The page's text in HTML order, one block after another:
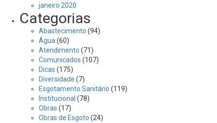
janeiro 2020
Categorias
Abastecimento (94)
Água (60)
Atendimento (71)
Comunicados (107)
Dicas (175)
Diversidade (7)
Esgotamento Sanitário (119)
Institucional (78)
Obras (17)
Obras de Esgoto (24)